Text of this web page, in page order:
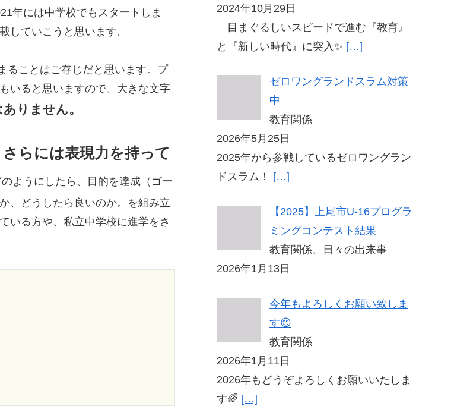
年には中学校でもスタートしま
していこうと思います。
ることはご存じだと思います。プ
いると思いますので、大きな文字
りません。
らには表現力を持って
ようにしたら、目的を達成（ゴー
、どうしたら良いのか。を組み立
いる方や、私立中学校に進学をさ
2024年10月29日
目まぐるしいスピードで進む『教育』
と『新しい時代』に突入✨ […]
ゼロワングランドスラム対策
中
教育関係
2026年5月25日
2025年から参戦しているゼロワングラン
ドスラム！ […]
【2025】上尾市U-16プログラ
ミングコンテスト結果
教育関係、日々の出来事
2026年1月13日
今年もよろしくお願い致しま
す😊
教育関係
2026年1月11日
2026年もどうぞよろしくお願いいたしま
す🌈 […]